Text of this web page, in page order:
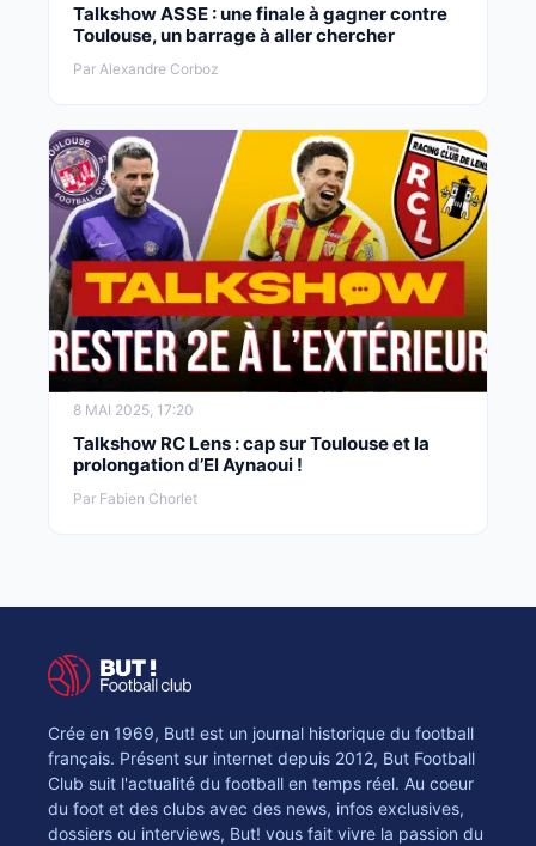
Talkshow ASSE : une finale à gagner contre
Toulouse, un barrage à aller chercher
Par Alexandre Corboz
8 MAI 2025, 17:20
Talkshow RC Lens : cap sur Toulouse et la
prolongation d’El Aynaoui !
Par Fabien Chorlet
Crée en 1969, But! est un journal historique du football
français. Présent sur internet depuis 2012, But Football
Club suit l'actualité du football en temps réel. Au coeur
du foot et des clubs avec des news, infos exclusives,
dossiers ou interviews, But! vous fait vivre la passion du